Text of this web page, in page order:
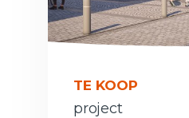
TE KOOP
project